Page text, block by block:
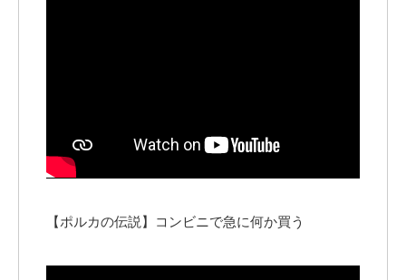
【ポルカの伝説】コンビニで急に何か買う